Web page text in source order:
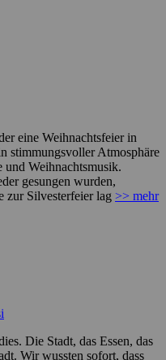
eine Weihnachtsfeier in
stimmungsvoller Atmosphäre
und Weihnachtsmusik.
gesungen wurden,
zur Silvesterfeier lag >> mehr
Die Stadt, das Essen, das
Wir wussten sofort, dass